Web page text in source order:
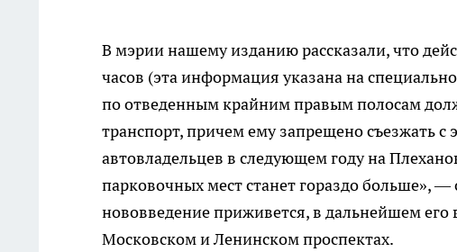
В мэрии нашему изданию рассказали, что
часов (эта информация указана на
по отведенным крайним правым полосам
транспорт, причем ему запрещено съезжать с
автовладельцев в следующем году на
парковочных мест станет гораздо больше»,
нововведение приживется, в дальнейшем
Московском и Ленинском проспектах.